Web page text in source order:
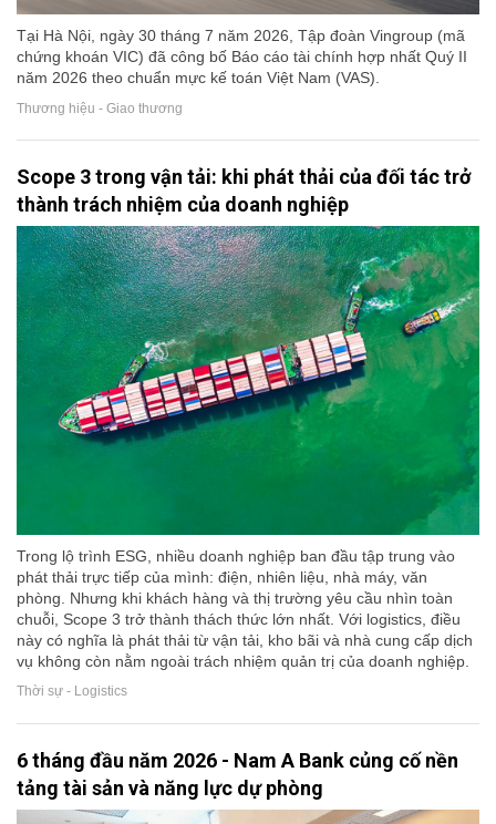
Tại Hà Nội, ngày 30 tháng 7 năm 2026, Tập đoàn Vingroup (mã
chứng khoán VIC) đã công bố Báo cáo tài chính hợp nhất Quý II
năm 2026 theo chuẩn mực kế toán Việt Nam (VAS).
Thương hiệu - Giao thương
Scope 3 trong vận tải: khi phát thải của đối tác trở
thành trách nhiệm của doanh nghiệp
Trong lộ trình ESG, nhiều doanh nghiệp ban đầu tập trung vào
phát thải trực tiếp của mình: điện, nhiên liệu, nhà máy, văn
phòng. Nhưng khi khách hàng và thị trường yêu cầu nhìn toàn
chuỗi, Scope 3 trở thành thách thức lớn nhất. Với logistics, điều
này có nghĩa là phát thải từ vận tải, kho bãi và nhà cung cấp dịch
vụ không còn nằm ngoài trách nhiệm quản trị của doanh nghiệp.
Thời sự - Logistics
6 tháng đầu năm 2026 - Nam A Bank củng cố nền
tảng tài sản và năng lực dự phòng